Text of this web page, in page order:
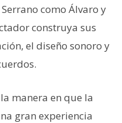
como Álvaro y
construya sus
el diseño sonoro y
manera en que la
gran experiencia